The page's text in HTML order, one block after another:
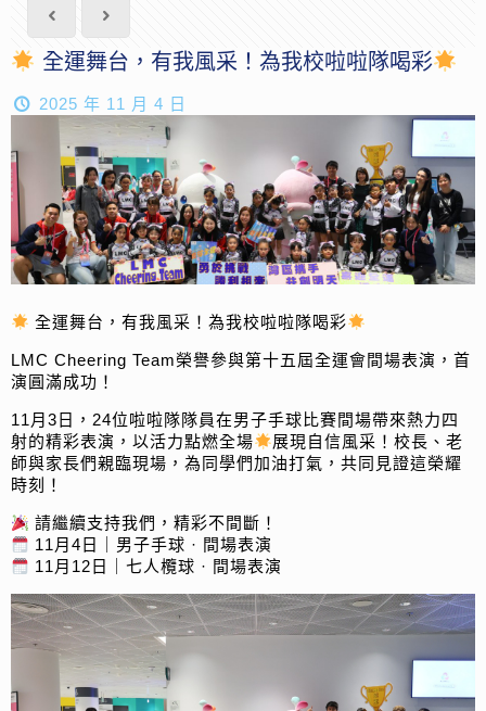
全運舞台，有我風采！為我校啦啦隊喝彩
2025 年 11 月 4 日
全運舞台，有我風采！為我校啦啦隊喝彩
LMC Cheering Team榮譽參與第十五屆全運會間場表演，首
演圓滿成功！
11月3日，24位啦啦隊隊員在男子手球比賽間場帶來熱力四
射的精彩表演，以活力點燃全場
展現自信風采！校長、老
師與家長們親臨現場，為同學們加油打氣，共同見證這榮耀
時刻！
請繼續支持我們，精彩不間斷！
11月4日｜男子手球 · 間場表演
11月12日｜七人欖球 · 間場表演